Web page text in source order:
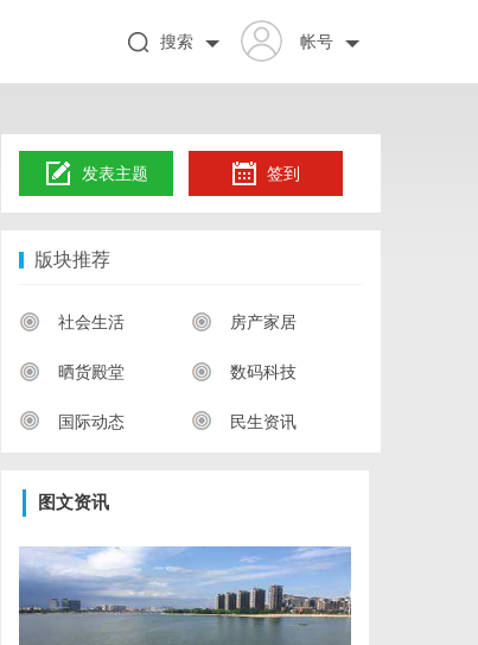
帐号
搜索
发表主题 签到
版块推荐
社会生活 房产家居
晒货殿堂 数码科技
国际动态 民生资讯
图文资讯